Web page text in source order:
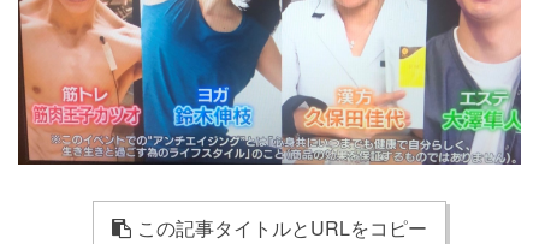
この記事タイトルとURLをコピー